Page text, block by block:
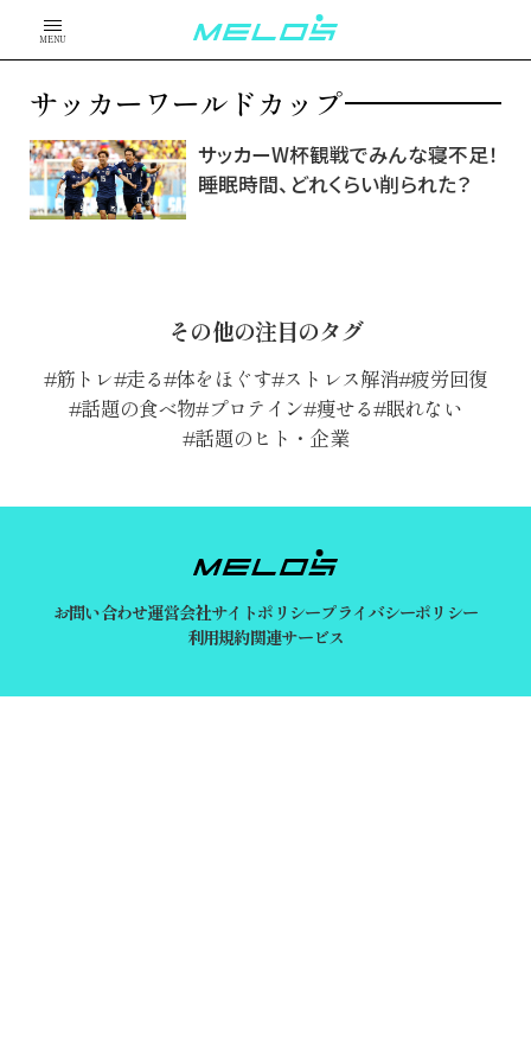
MENU
サッカーワールドカップ
サッカーW杯観戦でみんな寝不足！
睡眠時間、どれくらい削られた？
その他の注目のタグ
筋トレ 走る 体をほぐす ストレス解消 疲労回復
話題の食べ物 プロテイン 痩せる 眠れない
話題のヒト・企業
お問い合わせ運営会社サイトポリシープライバシーポリシー
利用規約関連サービス